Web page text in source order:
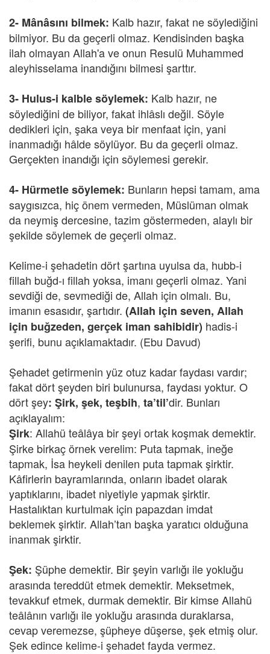
2- Mânâsını bilmek: Kalb hazır, fakat ne söylediğini
bilmiyor. Bu da geçerli olmaz. Kendisinden başka
ilah olmayan Allah'a ve onun Resulü Muhammed
aleyhisselama inandığını bilmesi şarttır.
3- Hulus-i kalble söylemek: Kalb hazır, ne
söylediğini de biliyor, fakat ihlâslı değil. Söyle
dedikleri için, şaka veya bir menfaat için, yani
inanmadığı hâlde söylüyor. Bu da geçerli olmaz.
Gerçekten inandığı için söylemesi gerekir.
4- Hürmetle söylemek: Bunların hepsi tamam, ama
saygısızca, hiç önem vermeden, Müslüman olmak
da neymiş dercesine, tazim göstermeden, alaylı bir
şekilde söylemek de geçerli olmaz.
Kelime-i şehadetin dört şartına uyulsa da, hubb-i
fillah buğd-ı fillah yoksa, imanı geçerli olmaz. Yani
sevdiği de, sevmediği de, Allah için olmalı. Bu,
imanın esasıdır, şartıdır. (Allah için seven, Allah
için buğzeden, gerçek iman sahibidir) hadis-i
şerifi, bunu açıklamaktadır. (Ebu Davud)
Şehadet getirmenin yüz otuz kadar faydası vardır;
fakat dört şeyden biri bulunursa, faydası yoktur. O
dört şey: Şirk, şek, teşbih, ta’til’dir. Bunları
açıklayalım:
Şirk: Allahü teâlâya bir şeyi ortak koşmak demektir.
Şirke birkaç örnek verelim: Puta tapmak, ineğe
tapmak, İsa heykeli denilen puta tapmak şirktir.
Kâfirlerin bayramlarında, onların ibadet olarak
yaptıklarını, ibadet niyetiyle yapmak şirktir.
Hastalıktan kurtulmak için papazdan imdat
beklemek şirktir. Allah’tan başka yaratıcı olduğuna
inanmak şirktir.
Şek: Şüphe demektir. Bir şeyin varlığı ile yokluğu
arasında tereddüt etmek demektir. Meksetmek,
tevakkuf etmek, durmak demektir. Bir kimse Allahü
teâlânın varlığı ile yokluğu arasında duraklarsa,
cevap veremezse, şüpheye düşerse, şek etmiş olur.
Şek edince kelime-i şehadet fayda vermez.